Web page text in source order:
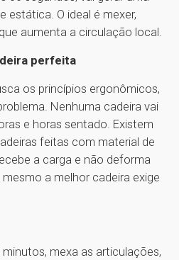
estática. O ideal é mexer,
aumenta a circulação local.
perfeita
os princípios ergonômicos,
Nenhuma cadeira vai
e horas sentado. Existem
feitas com material de
a carga e não deforma
a melhor cadeira exige
mexa as articulações,